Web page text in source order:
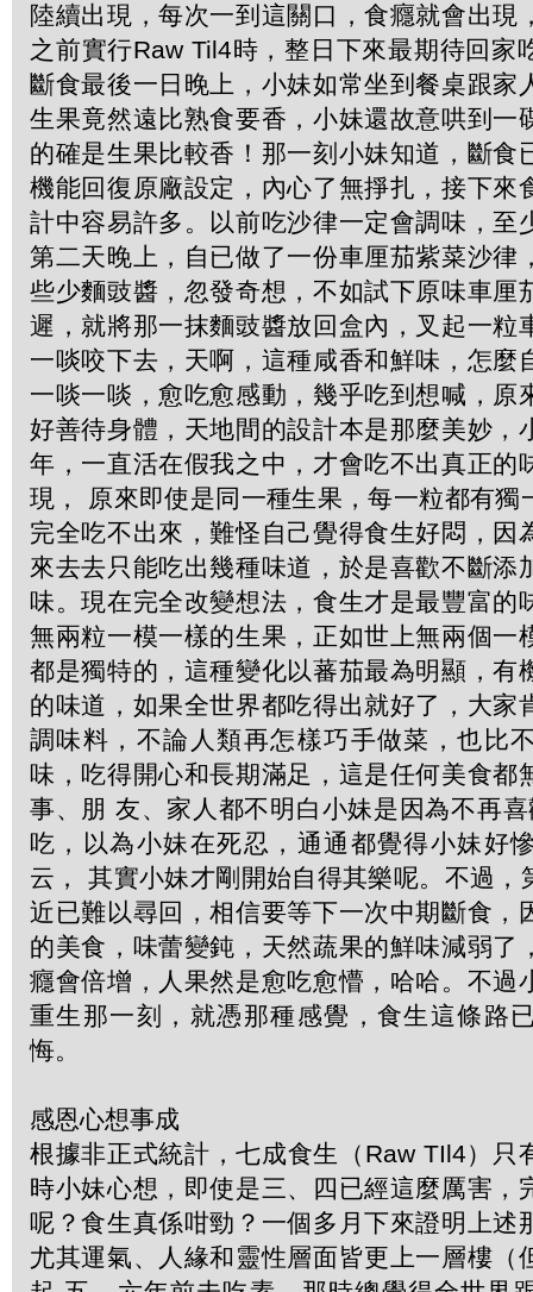
陸續出現，每次一到這關口，食癮就會出現
之前實行Raw Til4時，整日下來最期待回家
斷食最後一日晚上，小妹如常坐到餐桌跟家
生果竟然遠比熟食要香，小妹還故意哄到一
的確是生果比較香！那一刻小妹知道，斷食
機能回復原廠設定，內心了無掙扎，接下來
計中容易許多。以前吃沙律一定會調味，至
第二天晚上，自已做了一份車厘茄紫菜沙律
些少麵豉醬，忽發奇想，不如試下原味車厘
遲，就將那一抹麵豉醬放回盒內，叉起一粒
一啖咬下去，天啊，這種咸香和鮮味，怎麼
一啖一啖，愈吃愈感動，幾乎吃到想喊，原
好善待身體，天地間的設計本是那麼美妙，
年，一直活在假我之中，才會吃不出真正的
現， 原來即使是同一種生果，每一粒都有獨
完全吃不出來，難怪自己覺得食生好悶，因
來去去只能吃出幾種味道，於是喜歡不斷添
味。現在完全改變想法，食生才是最豐富的
無兩粒一模一樣的生果，正如世上無兩個一
都是獨特的，這種變化以蕃茄最為明顯，有
的味道，如果全世界都吃得出就好了，大家
調味料，不論人類再怎樣巧手做菜，也比
味，吃得開心和長期滿足，這是任何美食都
事、朋 友、家人都不明白小妹是因為不再
吃，以為小妹在死忍，通通都覺得小妹好
云， 其實小妹才剛開始自得其樂呢。不過，
近已難以尋回，相信要等下一次中期斷食，
的美食，味蕾變鈍，天然蔬果的鮮味減弱了
癮會倍增，人果然是愈吃愈懵，哈哈。不過
重生那一刻，就憑那種感覺，食生這條路
悔。
感恩心想事成
根據非正式統計，七成食生（Raw TIl4）只
時小妹心想，即使是三、四已經這麼厲害，
呢？食生真係咁勁？一個多月下來證明上述
尤其運氣、人緣和靈性層面皆更上一層樓（